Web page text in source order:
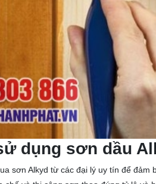
dụng sơn dầu
sơn Alkyd từ các đại lý uy tín để đảm